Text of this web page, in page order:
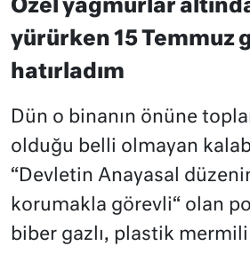
Özel yağmurlar
yürürken 15 Temmuz
hatırladım
Dün o binanın önüne
olduğu belli olmayan
“Devletin Anayasal
korumakla görevli“ olan
biber gazlı, plastik